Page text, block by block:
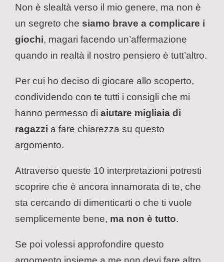
Non è slealtà verso il mio genere, ma non è
un segreto che siamo brave a complicare i
giochi, magari facendo un’affermazione
quando in realtà il nostro pensiero è tutt’altro.
Per cui ho deciso di giocare allo scoperto,
condividendo con te tutti i consigli che mi
hanno permesso di aiutare migliaia di
ragazzi a fare chiarezza su questo
argomento.
Attraverso queste 10 interpretazioni potresti
scoprire che è ancora innamorata di te, che
sta cercando di dimenticarti o che ti vuole
semplicemente bene, ma non è tutto.
Se poi volessi approfondire questo